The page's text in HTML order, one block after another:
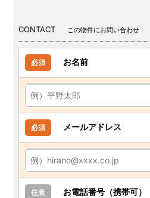
CONTACT この物件にお問い合わせ
必須 お名前
必須 メールアドレス
任意 お電話番号（携帯可）